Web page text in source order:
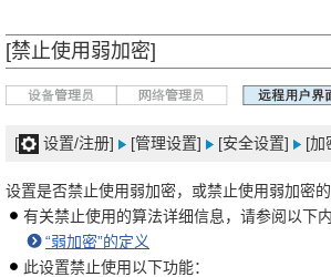
[禁止使用弱加密]
[ 设置/注册] [管理设置] [安全设置] [加
设置是否禁止使用弱加密，或禁止使用弱加密的
有关禁止使用的算法详细信息，请参阅以下内
“弱加密”的定义
此设置禁止使用以下功能：